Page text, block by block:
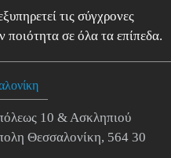
τις σύγχρονες
ποιότητα σε όλα τα επίπεδα.
10 & Ασκληπιού
Θεσσαλονίκη, 564 30